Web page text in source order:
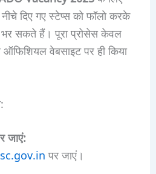
दिए गए स्टेप्स को फॉलो करके
सकते हैं। पूरा प्रोसेस केवल
वेबसाइट पर ही किया
जाएं:
पर जाएं।